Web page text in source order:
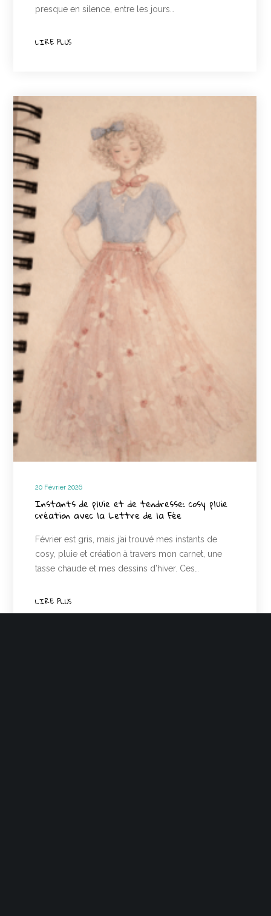
presque en silence, entre les jours…
LIRE PLUS
20 Février 2026
Instants de pluie et de tendresse: cosy pluie
création avec la Lettre de la Fée
Février est gris, mais j’ai trouvé mes instants de
cosy, pluie et création à travers mon carnet, une
tasse chaude et mes dessins d’hiver. Ces…
LIRE PLUS